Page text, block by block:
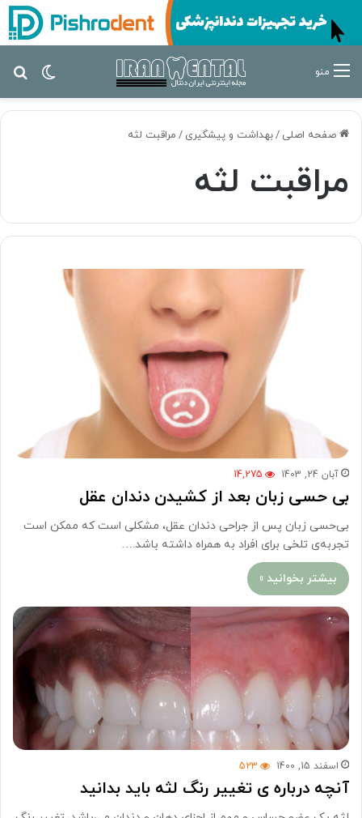
تغییر منو
صفحه اصلی /بهداشت و پیشگیری / مراقبت لثه
مراقبت لثه
آبان 24, 1403 14,275
بی حسی زبان بعد از کشیدن دندان عقل
بی‌حسی زبان پس از جراحی دندان عقل، مشکلی است که ممکن است
تجربه‌ی تلخی برای افراد به همراه داشته باشد.…
بیشتر بخوانید »
اسفند 15, 1400 523
آنچه درباره ی تغییر رنگ لثه باید بدانید